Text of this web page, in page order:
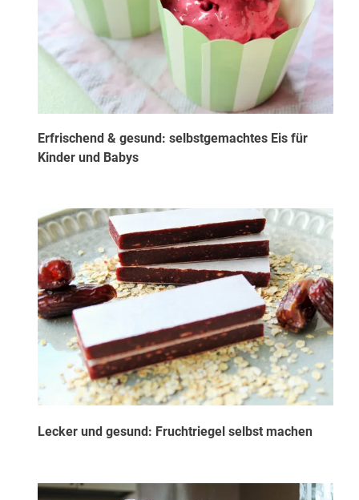
Erfrischend & gesund: selbstgemachtes Eis für
Kinder und Babys
Lecker und gesund: Fruchtriegel selbst machen